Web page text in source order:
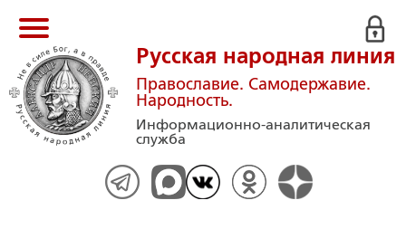
Русская народная линия
Православие. Самодержавие.
Народность.
Информационно-аналитическая
служба